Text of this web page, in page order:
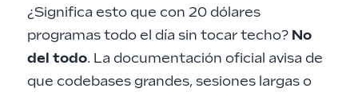
¿Significa esto que con 20 dólares
programas todo el día sin tocar techo? No
del todo. La documentación oficial avisa de
que codebases grandes, sesiones largas o